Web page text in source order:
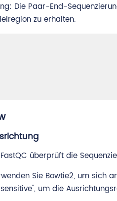
Die Paar-End-
zu erhalten.
überprüft die
Sie Bowtie2, um sich
um die